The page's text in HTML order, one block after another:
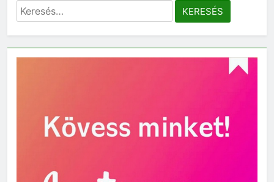
Keresés: